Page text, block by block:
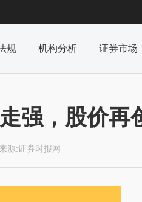
规 机构分析 证券市场
强，股价再
来源:证券时报网